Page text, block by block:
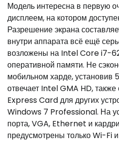
Модель интересна в первую
дисплеем, на котором
Разрешение экрана
внутри аппарата всё ещё
возложены на Intel Core i7-
оперативной памяти. Не
мобильном харде, установив
отвечает Intel GMA HD,
Express Card для других
Windows 7 Professional. На
порта, VGA, Ethernet и
предусмотрены только Wi-Fi